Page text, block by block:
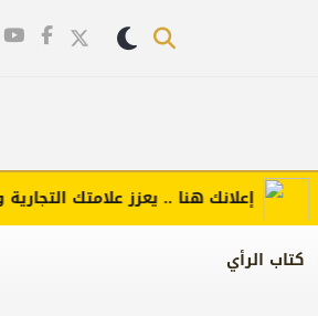
كتاب الرأي
إعلانك هنا .. يعزز علامتك التجارية